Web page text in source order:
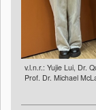
v.l.n.r.: Yujie Lui, Dr.
Prof. Dr. Michael